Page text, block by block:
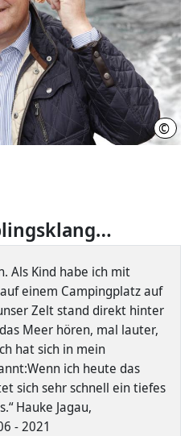
©
Als Kind habe ich mit
einem Campingplatz auf
Zelt stand direkt hinter
Meer hören, mal lauter,
hat sich in mein
ich heute das
sich sehr schnell ein tiefes
Hauke Jagau,
- 2021